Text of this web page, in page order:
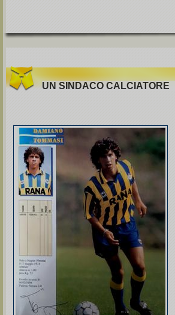
UN SINDACO CALCIATORE